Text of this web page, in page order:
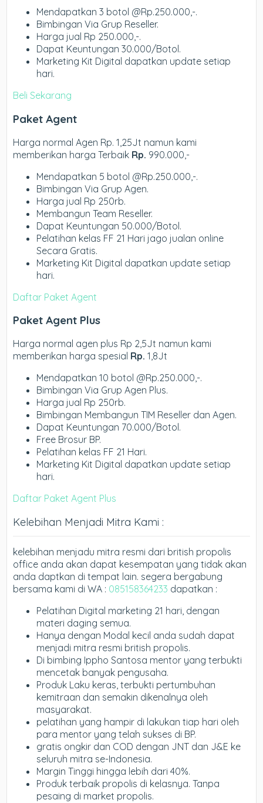
Mendapatkan 3 botol @Rp.250.000,-.
Bimbingan Via Grup Reseller.
Harga jual Rp 250.000,-.
Dapat Keuntungan 30.000/Botol.
Marketing Kit Digital dapatkan update setiap
hari.
Beli Sekarang
Paket Agent
Harga normal Agen Rp. 1,25Jt namun kami
memberikan harga Terbaik Rp. 990.000,-
Mendapatkan 5 botol @Rp.250.000,-.
Bimbingan Via Grup Agen.
Harga jual Rp 250rb.
Membangun Team Reseller.
Dapat Keuntungan 50.000/Botol.
Pelatihan kelas FF 21 Hari jago jualan online
Secara Gratis.
Marketing Kit Digital dapatkan update setiap
hari.
Daftar Paket Agent
Paket Agent Plus
Harga normal agen plus Rp 2,5Jt namun kami
memberikan harga spesial Rp. 1,8Jt
Mendapatkan 10 botol @Rp.250.000,-.
Bimbingan Via Grup Agen Plus.
Harga jual Rp 250rb.
Bimbingan Membangun TIM Reseller dan Agen.
Dapat Keuntungan 70.000/Botol.
Free Brosur BP.
Pelatihan kelas FF 21 Hari.
Marketing Kit Digital dapatkan update setiap
hari.
Daftar Paket Agent Plus
Kelebihan Menjadi Mitra Kami :
kelebihan menjadu mitra resmi dari british propolis
office anda akan dapat kesempatan yang tidak akan
anda daptkan di tempat lain. segera bergabung
bersama kami di WA : 085158364233 dapatkan :
Pelatihan Digital marketing 21 hari, dengan
materi daging semua.
Hanya dengan Modal kecil anda sudah dapat
menjadi mitra resmi british propolis.
Di bimbing Ippho Santosa mentor yang terbukti
mencetak banyak pengusaha.
Produk Laku keras, terbukti pertumbuhan
kemitraan dan semakin dikenalnya oleh
masyarakat.
pelatihan yang hampir di lakukan tiap hari oleh
para mentor yang telah sukses di BP.
gratis ongkir dan COD dengan JNT dan J&E ke
seluruh mitra se-Indonesia.
Margin Tinggi hingga lebih dari 40%.
Produk terbaik propolis di kelasnya. Tanpa
pesaing di market propolis.